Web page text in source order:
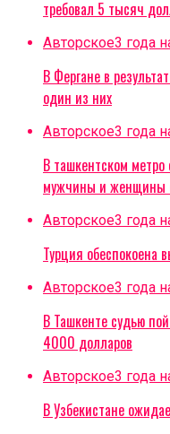
требовал 5 тысяч
Авторское3 года
В Фергане в
один из них
Авторское3 года
В ташкентском
мужчины и женщины
Авторское3 года
Турция обеспокоена
Авторское3 года
В Ташкенте судью
4000 долларов
Авторское3 года
В Узбекистане